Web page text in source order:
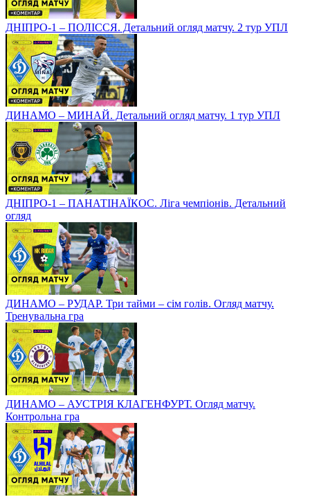
ДНІПРО-1 – ПОЛІССЯ. Детальний огляд матчу. 2 тур УПЛ
ДИНАМО – МИНАЙ. Детальний огляд матчу. 1 тур УПЛ
ДНІПРО-1 – ПАНАТІНАЇКОС. Ліга чемпіонів. Детальний
огляд
ДИНАМО – РУДАР. Три тайми – сім голів. Огляд матчу.
Тренувальна гра
ДИНАМО – АУСТРІЯ КЛАГЕНФУРТ. Огляд матчу.
Контрольна гра